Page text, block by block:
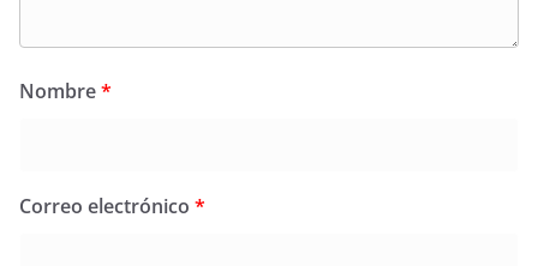
Nombre*
Correo electrónico *